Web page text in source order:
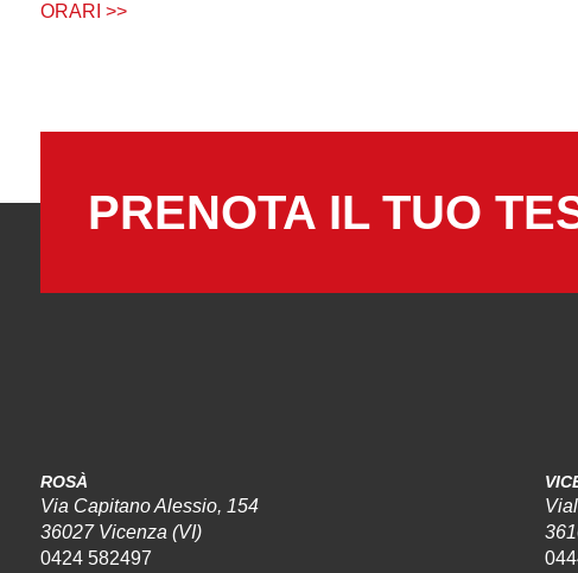
ORARI >>
PRENOTA IL TUO
ROSÀ
Via Capitano Alessio, 154
36027 Vicenza (VI)
0424 582497